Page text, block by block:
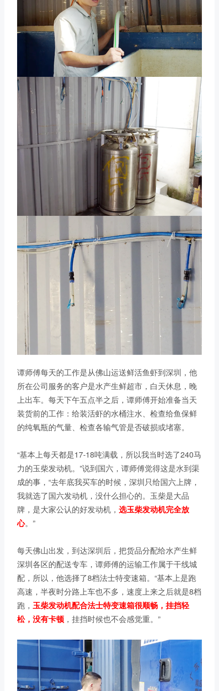
谭师傅每天的工作是从佛山运送鲜活鱼虾到深圳，他
所在公司服务的客户是水产生鲜超市，白天休息，晚
上出车。每天下午五点半之后，谭师傅开始准备当天
装货前的工作：给装活虾的水桶注水、检查给鱼保鲜
的纯氧瓶的气量、检查各输气管是否破损或堵塞。
“基本上每天都是17-18吨满载，所以我当时选了240马
力的玉柴发动机。”说到国六，谭师傅觉得这是水到渠
成的事，“去年底我买车的时候，深圳只给国六上牌，
我就选了国六发动机，没什么担心的。玉柴是大品
牌，是大家公认的好发动机， 选玉柴发动机完全放
心。”
每天佛山出发，到达深圳后，把货品分配给水产生鲜
深圳各区的配送专车，谭师傅的运输工作属于干线城
配，所以，他选择了8档法士特变速箱。“基本上是跑
高速，半夜时分路上车也不多，速度上来之后就是8档
跑， 玉柴发动机配合法士特变速箱很顺畅，挂挡轻
松，没有卡顿，挂挡时候也不会感觉重。”